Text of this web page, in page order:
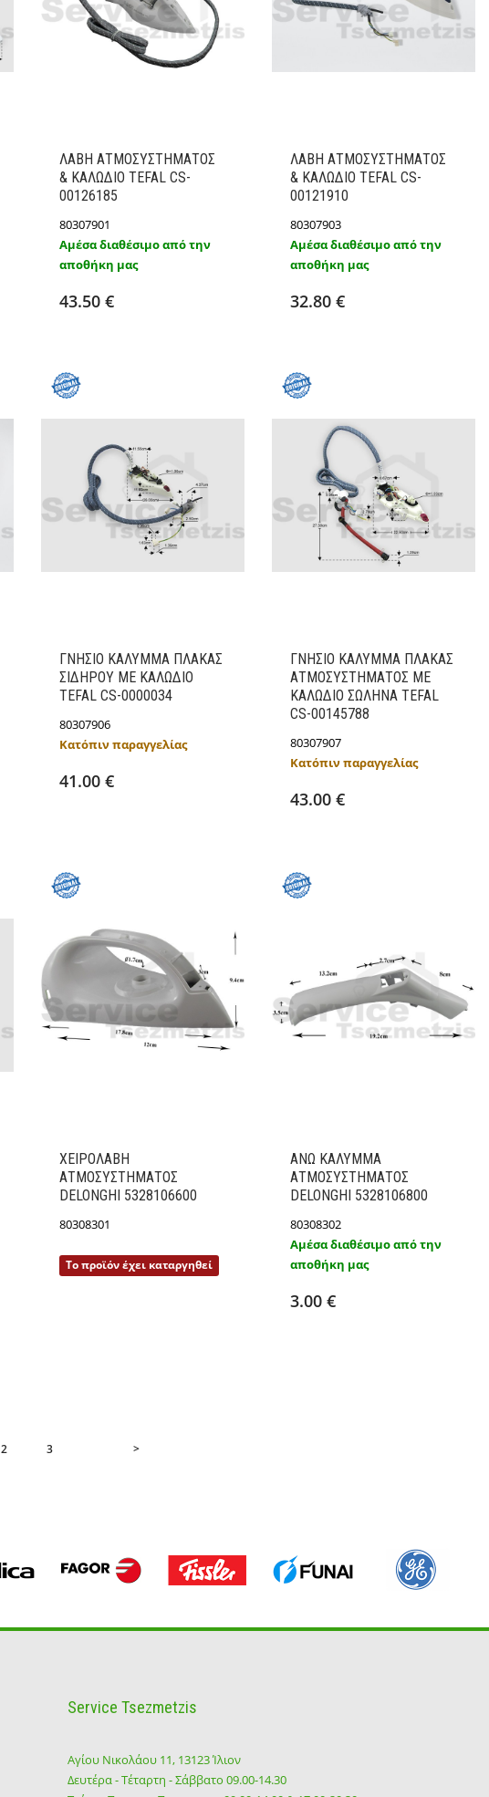
ΛΑΒΗ ΑΤΜΟΣΥΣΤΗΜΑΤΟΣ
& ΚΑΛΩΔΙΟ TEFAL CS-
00126185
80307901
Αμέσα διαθέσιμο από την
αποθήκη μας
43.50 €
Προσθήκη στο καλάθι
ΛΑΒΗ ΑΤΜΟΣΥΣΤΗΜΑΤΟΣ
& ΚΑΛΩΔΙΟ TEFAL CS-
00121910
80307903
Αμέσα διαθέσιμο από την
αποθήκη μας
32.80 €
Προσθήκη στο καλάθι
ΓΝΗΣΙΟ ΚΑΛΥΜΜΑ ΠΛΑΚΑΣ
ΣΙΔΗΡΟΥ ΜΕ ΚΑΛΩΔΙΟ
TEFAL CS-0000034
80307906
Κατόπιν παραγγελίας
41.00 €
Προσθήκη στο καλάθι
ΓΝΗΣΙΟ ΚΑΛΥΜΜΑ ΠΛΑΚΑΣ
ΑΤΜΟΣΥΣΤΗΜΑΤΟΣ ΜΕ
ΚΑΛΩΔΙΟ ΣΩΛΗΝΑ TEFAL
CS-00145788
80307907
Κατόπιν παραγγελίας
43.00 €
Προσθήκη στο καλάθι
XEIPOΛΑΒΗ
ΑΤΜΟΣΥΣΤΗΜΑΤΟΣ
DELONGHI 5328106600
80308301
Το προϊόν έχει καταργηθεί
Λεπτομέρειες
ΑΝΩ ΚΑΛΥΜΜΑ
ΑΤΜΟΣΥΣΤΗΜΑΤΟΣ
DELONGHI 5328106800
80308302
Αμέσα διαθέσιμο από την
αποθήκη μας
3.00 €
Προσθήκη στο καλάθι
2 3 >
Service Tsezmetzis
Αγίου Νικολάου 11, 13123 Ίλιον
Δευτέρα - Τέταρτη - Σάββατο 09.00-14.30